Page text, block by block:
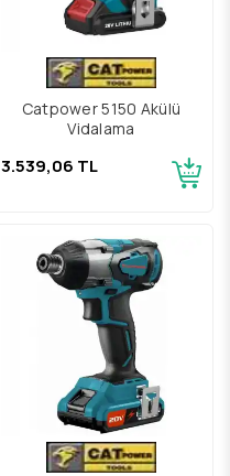
Catpower 5150 Akülü
Vidalama
3.539,06 TL